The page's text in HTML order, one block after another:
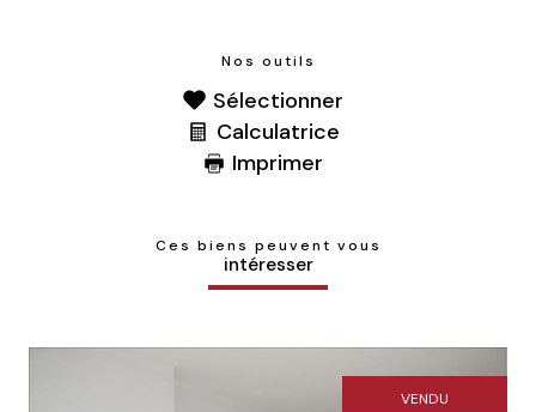
Nos outils
Sélectionner
Calculatrice
Imprimer
Ces biens peuvent vous
intéresser
VENDU